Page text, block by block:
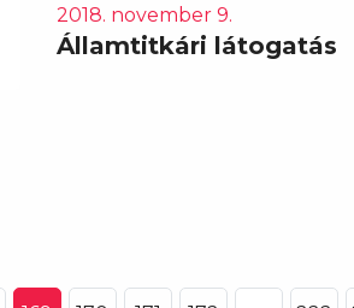
2018. november 9.
Államtitkári látogatás